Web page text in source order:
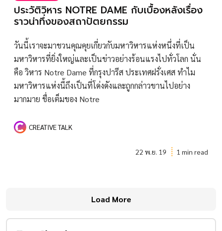
ประวัติวิหาร NOTRE DAME กับเบื้องหลังเรื่อง
ราวน่าทึ่งของสถาปัตยกรรม
วันนี้เราจะมาชวนคุณคุยเกี่ยวกับมหาวิหารแห่งหนึ่งที่เป็น
มหาวิหารที่ยิ่งใหญ่และเป็นข่าวอย่างร้อนแรงไปทั่วโลก นั่น
คือ วิหาร Notre Dame ที่กรุงปารีส ประเทศฝรั่งเศส ทำไม
มหาวิหารแห่งนี้ถึงเป็นที่โด่งดังและถูกกล่าวขานไปอย่าง
มากมาย ชื่อเต็มของ Notre
CREATIVE TALK
22 พ.ย. 19 1 min read
Load More